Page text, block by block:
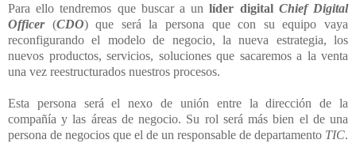
Para ello tendremos que buscar a unlíder digital Chief Digital
Officer (CDO) que será la persona que con su equipo vaya
reconfigurando el modelo de negocio, la nueva estrategia, los
nuevos productos, servicios, soluciones que sacaremos a la venta
una vez reestructurados nuestros procesos.
Esta persona será el nexo de unión entre la dirección de la
compañía y las áreas de negocio. Su rol será más bien el de una
persona de negocios que el de un responsable de departamento TIC.